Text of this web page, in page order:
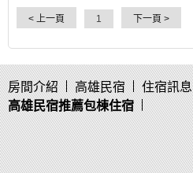
< 上一頁 1 下一頁 >
房間介紹 高雄民宿 住宿訊息
高雄民宿推薦包棟住宿